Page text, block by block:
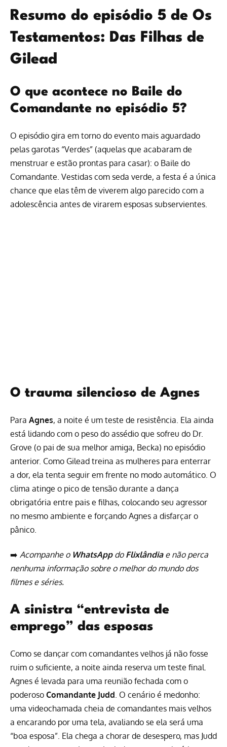
Resumo do episódio 5 de Os
Testamentos: Das Filhas de
Gilead
O que acontece no Baile do
Comandante no episódio 5?
O episódio gira em torno do evento mais aguardado
pelas garotas “Verdes” (aquelas que acabaram de
menstruar e estão prontas para casar): o Baile do
Comandante. Vestidas com seda verde, a festa é a única
chance que elas têm de viverem algo parecido com a
adolescência antes de virarem esposas subservientes.
O trauma silencioso de Agnes
Para Agnes, a noite é um teste de resistência. Ela ainda
está lidando com o peso do assédio que sofreu do Dr.
Grove (o pai de sua melhor amiga, Becka) no episódio
anterior. Como Gilead treina as mulheres para enterrar
a dor, ela tenta seguir em frente no modo automático. O
clima atinge o pico de tensão durante a dança
obrigatória entre pais e filhas, colocando seu agressor
no mesmo ambiente e forçando Agnes a disfarçar o
pânico.
➡️ Acompanhe o WhatsAppdo Flixlândiae não perca
nenhuma informação sobre o melhor do mundo dos
filmes e séries.
A sinistra “entrevista de
emprego” das esposas
Como se dançar com comandantes velhos já não fosse
ruim o suficiente, a noite ainda reserva um teste final.
Agnes é levada para uma reunião fechada com o
poderoso Comandante Judd. O cenário é medonho:
uma videochamada cheia de comandantes mais velhos
a encarando por uma tela, avaliando se ela será uma
“boa esposa”. Ela chega a chorar de desespero, mas Judd